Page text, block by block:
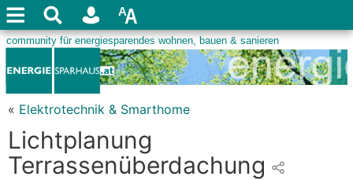
« Elektrotechnik & Smarthome
Lichtplanung
Terrassenüberdachung